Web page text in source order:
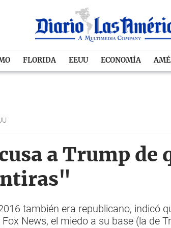
FLORIDA EEUU ECONOMÍA
a Trump
también era republicano, indicó
News, el miedo a su base (la de